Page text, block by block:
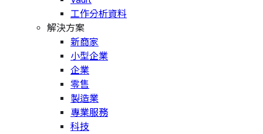
工作分析資料
解決方案
新商家
小型企業
企業
零售
製造業
專業服務
科技